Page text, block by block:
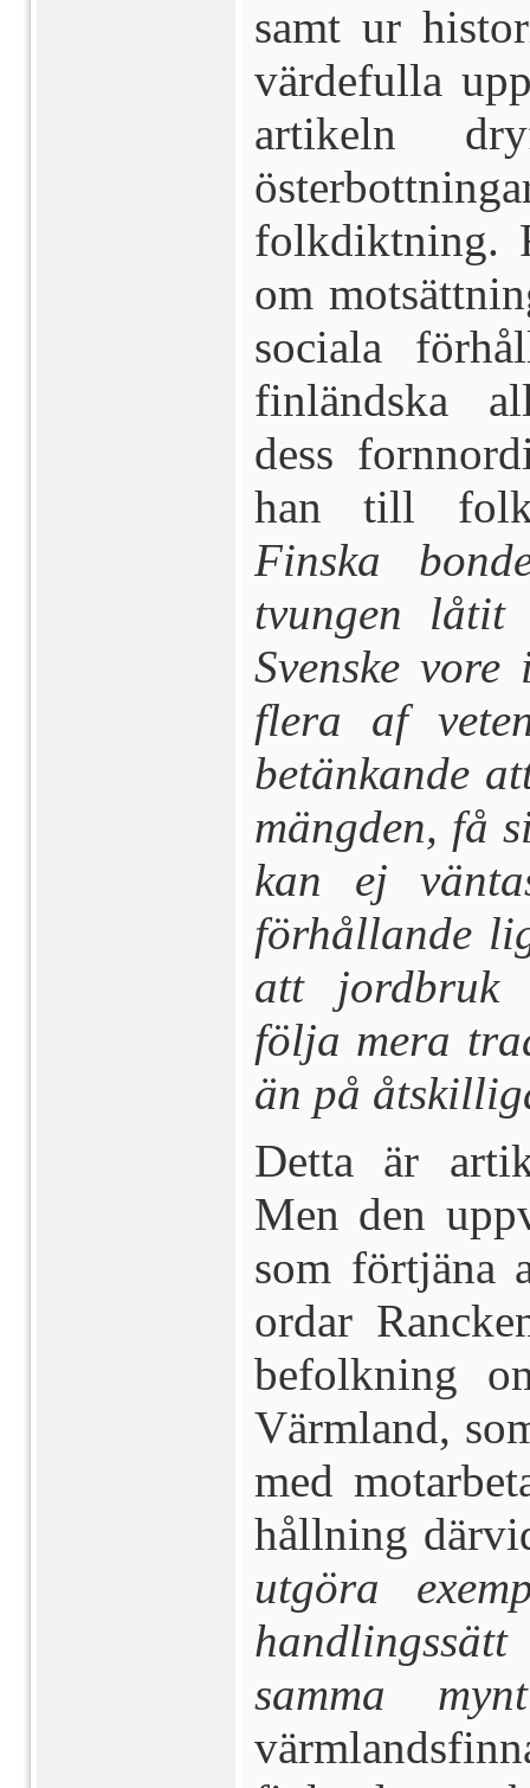
samt ur
värdefulla
artikeln
folkdiktning.
om
sociala
finländska
dess
han till
Finska
tvungen låtit
Svenske
flera af
betänkande
mängden, få
kan ej
förhållande
att jordbruk
följa mera
än på
Detta är
Men den
som förtjäna
ordar
befolkning
Värmland,
med
hållning
utgöra
samma